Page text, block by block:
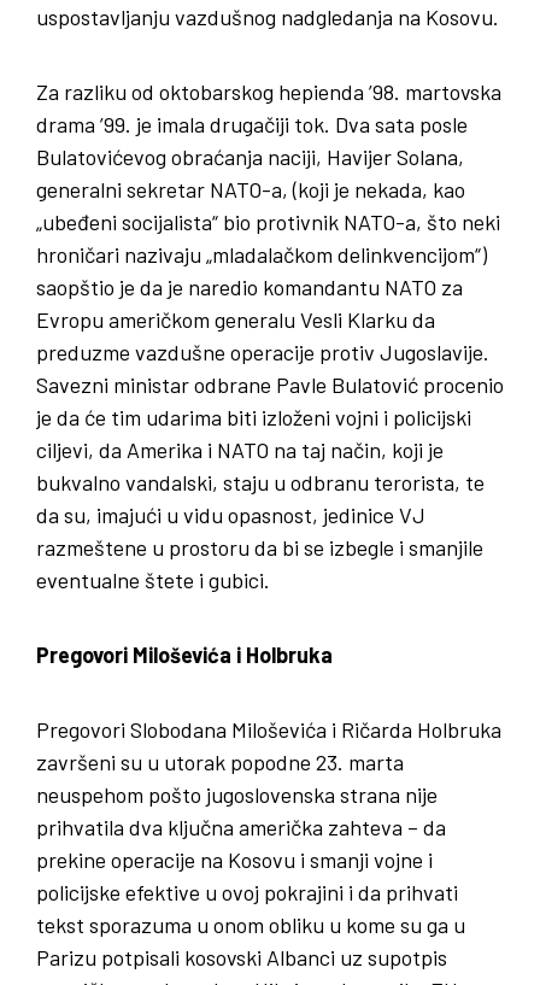
uspostavljanju vazdušnog nadgledanja na Kosovu.
Za razliku od oktobarskog hepienda ’98. martovska
drama ’99. je imala drugačiji tok. Dva sata posle
Bulatovićevog obraćanja naciji, Havijer Solana,
generalni sekretar NATO-a, (koji je nekada, kao
„ubeđeni socijalista“ bio protivnik NATO-a, što neki
hroničari nazivaju „mladalačkom delinkvencijom“)
saopštio je da je naredio komandantu NATO za
Evropu američkom generalu Vesli Klarku da
preduzme vazdušne operacije protiv Jugoslavije.
Savezni ministar odbrane Pavle Bulatović procenio
je da će tim udarima biti izloženi vojni i policijski
ciljevi, da Amerika i NATO na taj način, koji je
bukvalno vandalski, staju u odbranu terorista, te
da su, imajući u vidu opasnost, jedinice VJ
razmeštene u prostoru da bi se izbegle i smanjile
eventualne štete i gubici.
Pregovori Miloševića i Holbruka
Pregovori Slobodana Miloševića i Ričarda Holbruka
završeni su u utorak popodne 23. marta
neuspehom pošto jugoslovenska strana nije
prihvatila dva ključna američka zahteva – da
prekine operacije na Kosovu i smanji vojne i
policijske efektive u ovoj pokrajini i da prihvati
tekst sporazuma u onom obliku u kome su ga u
Parizu potpisali kosovski Albanci uz supotpis